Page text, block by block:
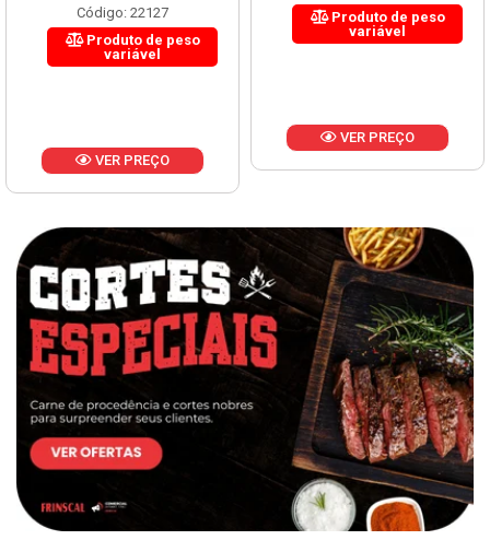
Código: 22127
Produto de peso
variável
VER PREÇO
Produto de peso
variável
VER PREÇO